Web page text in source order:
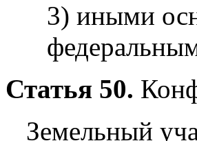
3) иными
Статья 50.
Земельный